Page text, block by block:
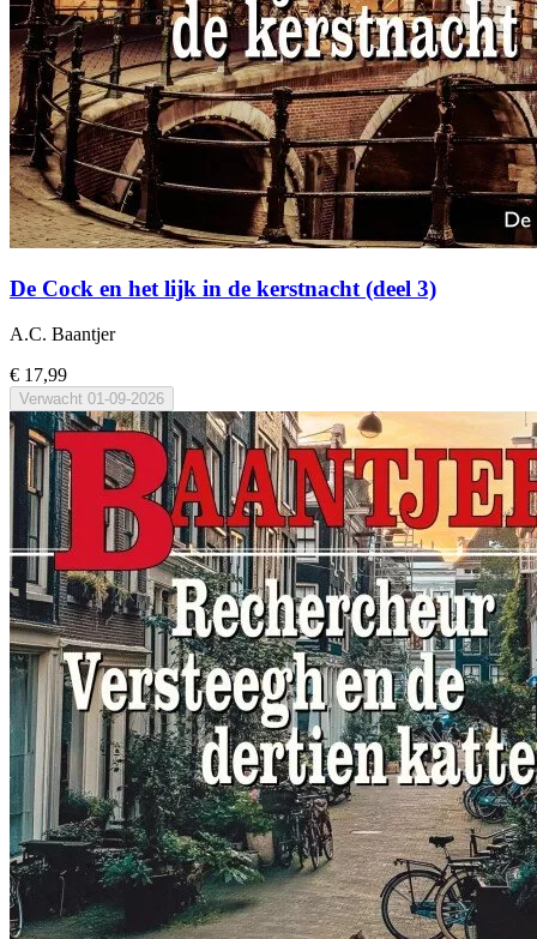
De Cock en het lijk in de kerstnacht (deel 3)
A.C. Baantjer
€ 17,99
Verwacht 01-09-2026